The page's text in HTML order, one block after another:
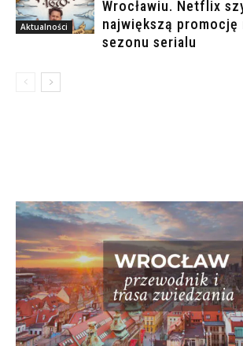
Aktualności
Wrocławiu. Netflix
największą promocję
sezonu serialu